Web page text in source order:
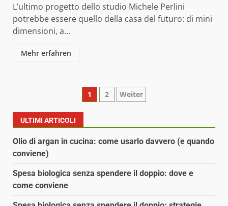
L’ultimo progetto dello studio Michele Perlini
potrebbe essere quello della casa del futuro: di mini
dimensioni, a...
Mehr erfahren
Paginazione
degli
articoli
1 2 Weiter
ULTIMI ARTICOLI
Olio di argan in cucina: come usarlo davvero (e quando
conviene)
Spesa biologica senza spendere il doppio: dove e
come conviene